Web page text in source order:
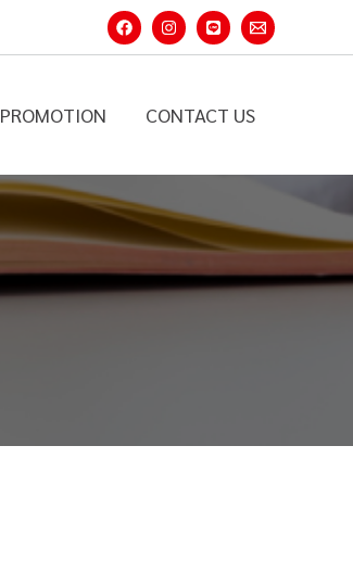
PROMOTION CONTACT US